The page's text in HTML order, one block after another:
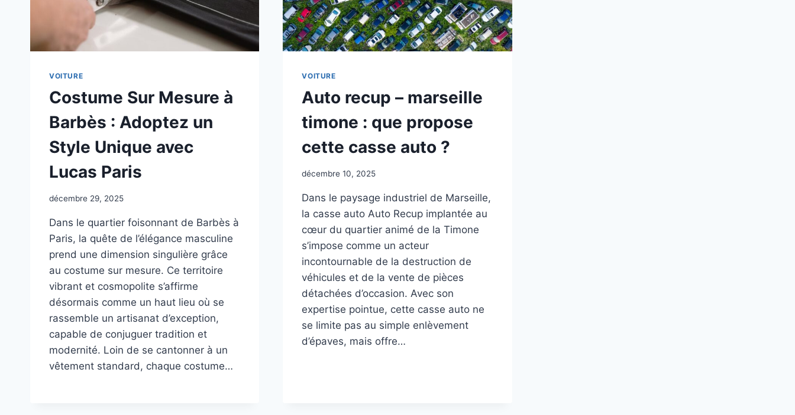
VOITURE
Costume Sur Mesure à
Barbès : Adoptez un
Style Unique avec
Lucas Paris
décembre 29, 2025
Dans le quartier foisonnant de Barbès à
Paris, la quête de l’élégance masculine
prend une dimension singulière grâce
au costume sur mesure. Ce territoire
vibrant et cosmopolite s’affirme
désormais comme un haut lieu où se
rassemble un artisanat d’exception,
capable de conjuguer tradition et
modernité. Loin de se cantonner à un
vêtement standard, chaque costume…
VOITURE
Auto recup – marseille
timone : que propose
cette casse auto ?
décembre 10, 2025
Dans le paysage industriel de Marseille,
la casse auto Auto Recup implantée au
cœur du quartier animé de la Timone
s’impose comme un acteur
incontournable de la destruction de
véhicules et de la vente de pièces
détachées d’occasion. Avec son
expertise pointue, cette casse auto ne
se limite pas au simple enlèvement
d’épaves, mais offre…